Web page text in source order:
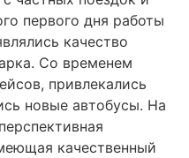
первого дня работы
качество
Со временем
привлекались
новые автобусы. На
качественный